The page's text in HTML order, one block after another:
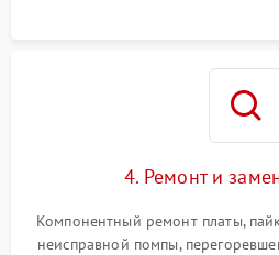
4. Ремонт и
Компонентный ремонт платы,
неисправной помпы,